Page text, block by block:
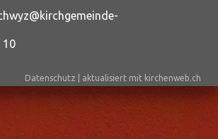
10
Datenschutz aktualisiert mit kirchenweb.ch